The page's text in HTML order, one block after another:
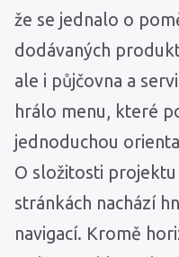
že se jednalo o
dodávaných
ale i půjčovna a
hrálo menu, které
jednoduchou
O složitosti
stránkách nachází
navigací. Kromě